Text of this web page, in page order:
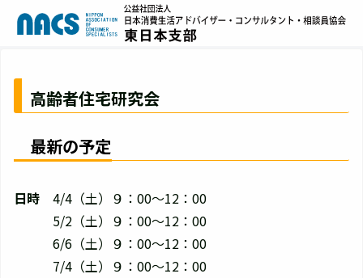
高齢者住宅研究会
最新の予定
日時 4/4（土）９：00～12：00
5/2（土）９：00～12：00
6/6（土）９：00～12：00
7/4（土）９：00～12：00